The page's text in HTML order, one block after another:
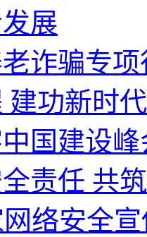
展
诈骗专项
功新时
国建设峰
责任 共
络安全